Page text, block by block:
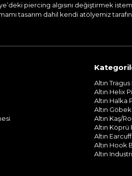
piercing algısını değiştirmek
tasarım dahil kendi atölyemiz
Altın
Altın Helix
Altın Halka
Altın
Altın Kaş/
Altın Köprü
Altın Earcuff
Altın Hook
Altın